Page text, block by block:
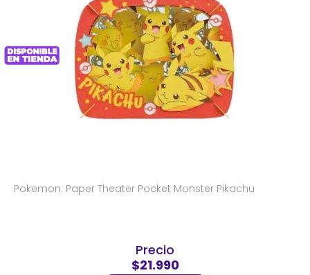
Pokemon: Paper Theater Pocket Monster Pikachu
Precio
$21.990